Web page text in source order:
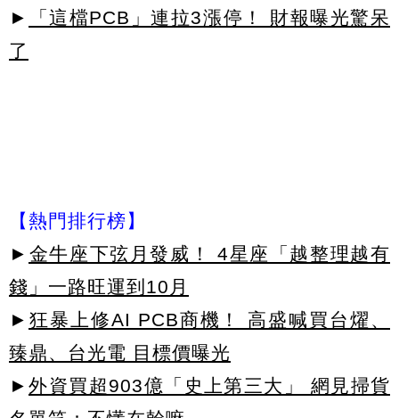
►
「這檔PCB」連拉3漲停！ 財報曝光驚呆
了
【熱門排行榜】
► 金牛座下弦月發威！ 4星座「越整理越有
錢」一路旺運到10月
► 狂暴上修AI PCB商機！ 高盛喊買台燿、
臻鼎、台光電 目標價曝光
► 外資買超903億「史上第三大」 網見掃貨